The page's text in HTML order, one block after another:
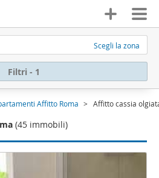
Scegli la zona
Filtri - 1
Affitto Roma Affitto cassia
(45 immobili)